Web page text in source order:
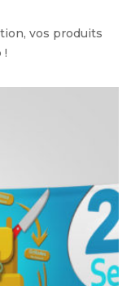
vos produits
!